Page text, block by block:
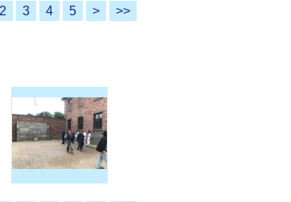
2 3 4 5 > >>